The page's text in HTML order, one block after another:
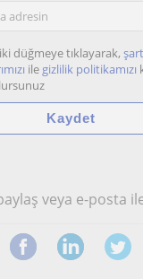
düğmeye tıklayarak,
ile gizlilik politikamızı
veya e-posta